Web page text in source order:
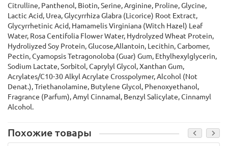
Citrulline, Panthenol, Biotin, Serine, Arginine, Proline, Glycine,
Lactic Acid, Urea, Glycyrrhiza Glabra (Licorice) Root Extract,
Glycyrrhetinic Acid, Hamamelis Virginiana (Witch Hazel) Leaf
Water, Rosa Centifolia Flower Water, Hydrolyzed Wheat Protein,
Hydroliyzed Soy Protein, Glucose,Allantoin, Lecithin, Carbomer,
Pectin, Cyamopsis Tetragonoloba (Guar) Gum, Ethylhexylglycerin,
Sodium Lactate, Sorbitol, Caprylyl Glycol, Xanthan Gum,
Acrylates/C10-30 Alkyl Acrylate Crosspolymer, Alcohol (Not
Denat.), Triethanolamine, Butylene Glycol, Phenoxyethanol,
Fragrance (Parfum), Amyl Cinnamal, Benzyl Salicylate, Cinnamyl
Alcohol.
Похожие товары